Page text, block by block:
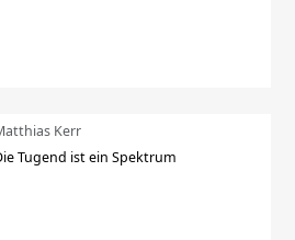
Kerr
Tugend ist ein Spektrum